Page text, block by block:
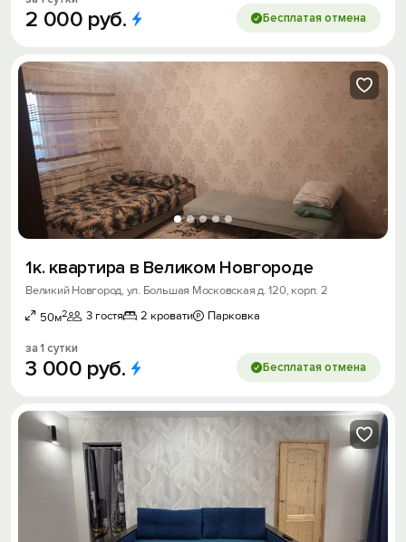
2 000 руб. Бесплатая отмена
1к. квартира в Великом Новгороде
Великий Новгород, ул. Большая Московская д. 120, корп. 2
50м2 3 гостя 2 кровати Парковка
за 1 сутки
3 000 руб. Бесплатая отмена